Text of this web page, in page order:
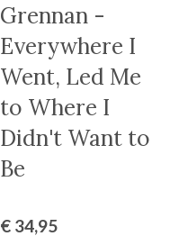
Grennan -
Everywhere I
Went, Led Me
to Where I
Didn't Want to
Be
€ 34,95